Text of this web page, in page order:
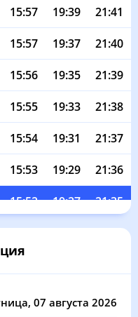
15:57 19:39 21:41
15:57 19:37 21:40
15:56 19:35 21:39
15:55 19:33 21:38
15:54 19:31 21:37
15:53 19:29 21:36
15:52 19:27 21:35
15:51 19:25 21:34
15:49 21:31
07 августа 2026